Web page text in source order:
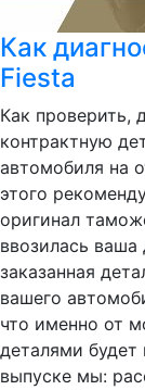
Как
Fiesta
Как проверить,
контрактную
автомобиля на
этого
оригинал
ввозилась
заказанная
вашего
что именно от
деталями будет
выпуске мы: